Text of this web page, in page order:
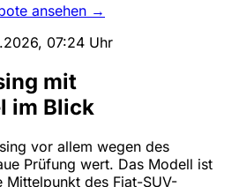
ansehen →
07:24 Uhr
mit
im Blick
vor allem wegen des
Prüfung wert. Das Modell ist
Mittelpunkt des Fiat-SUV-